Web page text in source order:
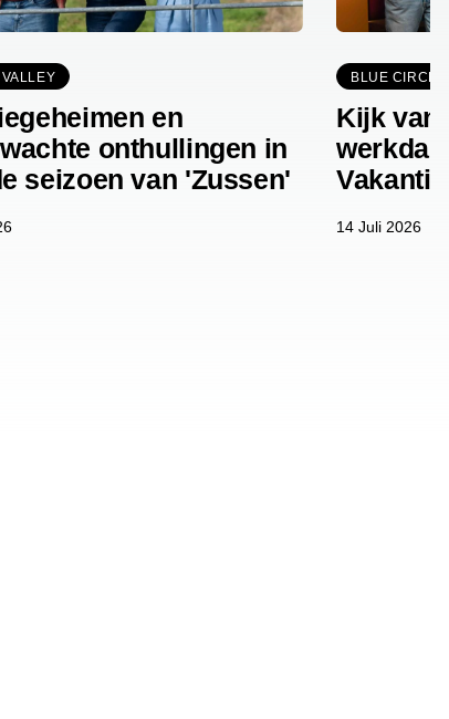
en
onthullingen in
seizoen van 'Zussen'
BLUE CIRCLE
Kijk
14 Juli 2026